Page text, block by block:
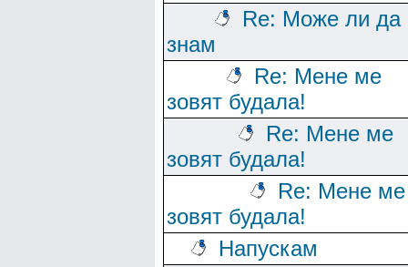
Re: Може ли да
знам
Re: Мене ме
зовят будала!
Re: Мене ме
зовят будала!
Re: Мене ме
зовят будала!
Напускам